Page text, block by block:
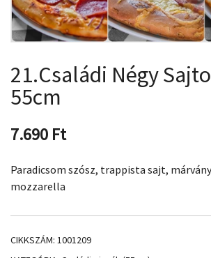
21.Családi Négy
55cm
7.690 Ft
Paradicsom szósz, trappista sajt,
mozzarella
CIKKSZÁM: 1001209